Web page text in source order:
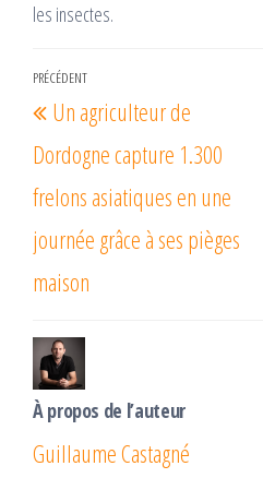
les insectes.
Navigation
de
l’article
Article
précédent
PRÉCÉDENT
Un agriculteur de
Dordogne capture 1.300
frelons asiatiques en une
journée grâce à ses pièges
maison
À propos de l’auteur
Guillaume Castagné